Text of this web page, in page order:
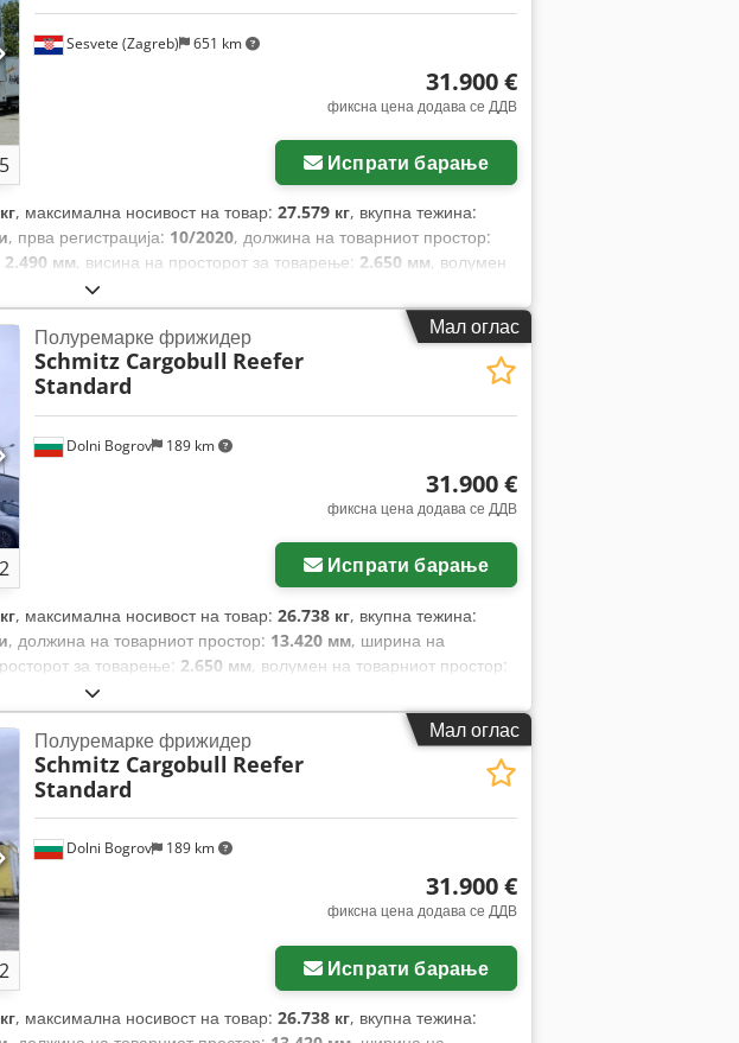
Sesvete (Zagreb) 651 km
31.900 €
фиксна цена додава се ДДВ
Испрати барање
, максимална носивост на товар: 27.579 кг, вкупна тежина:
, прва регистрација: 10/2020, должина на товарниот простор:
2.490 мм, висина на просторот за товарење: 2.650 мм, волумен
, големина на гумата:
ABS,
Мал оглас
Dolni Bogrov 189 km
Полуремарке фрижидер
Schmitz Cargobull Reefer
Standard
31.900 €
фиксна цена додава се ДДВ
Испрати барање
, максимална носивост на товар: 26.738 кг, вкупна тежина:
, должина на товарниот простор: 13.420 мм, ширина на
за товарење: 2.650 мм, волумен на товарниот простор:
385/65 R22,5
Мал оглас
Dolni Bogrov 189 km
Полуремарке фрижидер
Schmitz Cargobull Reefer
Standard
31.900 €
фиксна цена додава се ДДВ
Испрати барање
, максимална носивост на товар: 26.738 кг, вкупна тежина: